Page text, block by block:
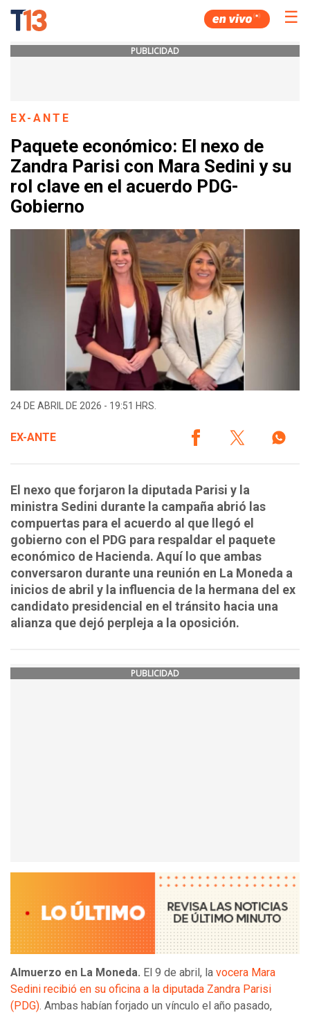
☰
PUBLICIDAD
EX-ANTE
Paquete económico: El nexo de
Zandra Parisi con Mara Sedini y su
rol clave en el acuerdo PDG-
Gobierno
24 DE ABRIL DE 2026 - 19:51 HRS.
EX-ANTE
El nexo que forjaron la diputada Parisi y la
ministra Sedini durante la campaña abrió las
compuertas para el acuerdo al que llegó el
gobierno con el PDG para respaldar el paquete
económico de Hacienda. Aquí lo que ambas
conversaron durante una reunión en La Moneda a
inicios de abril y la influencia de la hermana del ex
candidato presidencial en el tránsito hacia una
alianza que dejó perpleja a la oposición.
PUBLICIDAD
Almuerzo en La Moneda. El 9 de abril, la vocera Mara
Sedini recibió en su oficina a la diputada Zandra Parisi
(PDG). Ambas habían forjado un vínculo el año pasado,